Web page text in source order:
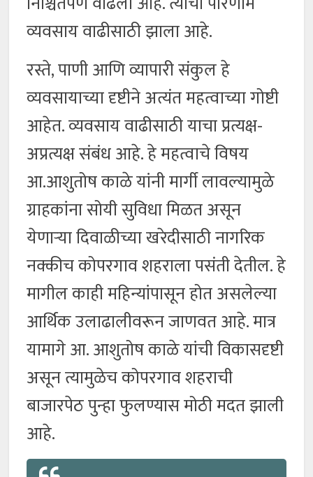
व्यवसाय वाढीसाठी झाला आहे.
रस्ते, पाणी आणि व्यापारी संकुल हे
व्यवसायाच्या दृष्टीने अत्यंत महत्वाच्या गोष्टी
आहेत. व्यवसाय वाढीसाठी याचा प्रत्यक्ष-
अप्रत्यक्ष संबंध आहे. हे महत्वाचे विषय
आ.आशुतोष काळे यांनी मार्गी लावल्यामुळे
ग्राहकांना सोयी सुविधा मिळत असून
येणाऱ्या दिवाळीच्या खरेदीसाठी नागरिक
नक्कीच कोपरगाव शहराला पसंती देतील. हे
मागील काही महिन्यांपासून होत असलेल्या
आर्थिक उलाढालीवरून जाणवत आहे. मात्र
यामागे आ. आशुतोष काळे यांची विकासदृष्टी
असून त्यामुळेच कोपरगाव शहराची
बाजारपेठ पुन्हा फुलण्यास मोठी मदत झाली
आहे.